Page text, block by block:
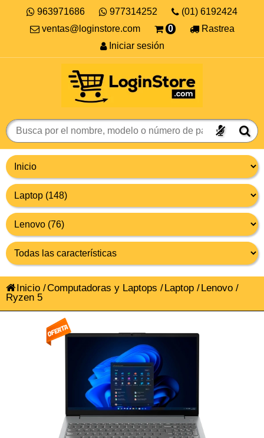
963971686 977314252
(01) 6192424
ventas@loginstore.com
0
Rastrea
Iniciar sesión
Inicio /Computadoras y Laptops /Laptop /Lenovo /
Ryzen 5